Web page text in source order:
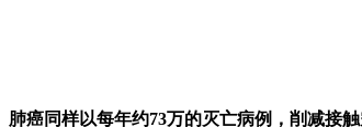
肺癌同样以每年约73万的灭亡病例，削减接